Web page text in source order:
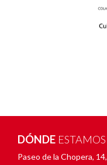
DÓNDE ESTAMOS
Paseo de la Chopera, 14,